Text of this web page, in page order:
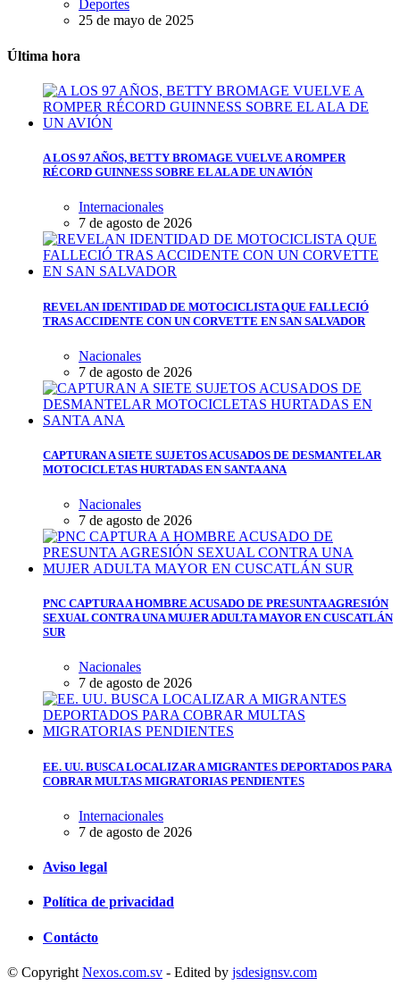
Deportes
25 de mayo de 2025
Última hora
A LOS 97 AÑOS, BETTY BROMAGE VUELVE A ROMPER
RÉCORD GUINNESS SOBRE EL ALA DE UN AVIÓN
Internacionales
7 de agosto de 2026
REVELAN IDENTIDAD DE MOTOCICLISTA QUE FALLECIÓ
TRAS ACCIDENTE CON UN CORVETTE EN SAN SALVADOR
Nacionales
7 de agosto de 2026
CAPTURAN A SIETE SUJETOS ACUSADOS DE DESMANTELAR
MOTOCICLETAS HURTADAS EN SANTA ANA
Nacionales
7 de agosto de 2026
PNC CAPTURA A HOMBRE ACUSADO DE PRESUNTA AGRESIÓN
SEXUAL CONTRA UNA MUJER ADULTA MAYOR EN CUSCATLÁN
SUR
Nacionales
7 de agosto de 2026
EE. UU. BUSCA LOCALIZAR A MIGRANTES DEPORTADOS PARA
COBRAR MULTAS MIGRATORIAS PENDIENTES
Internacionales
7 de agosto de 2026
Aviso legal
Política de privacidad
Contácto
© Copyright Nexos.com.sv - Edited by jsdesignsv.com